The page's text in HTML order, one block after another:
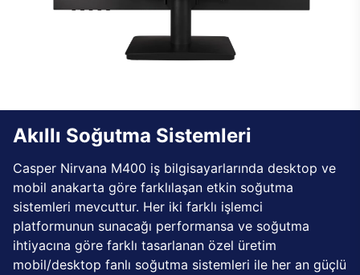
Akıllı Soğutma Sistemleri
Casper Nirvana M400 iş bilgisayarlarında desktop ve
mobil anakarta göre farklılaşan etkin soğutma
sistemleri mevcuttur. Her iki farklı işlemci
platformunun sunacağı performansa ve soğutma
ihtiyacına göre farklı tasarlanan özel üretim
mobil/desktop fanlı soğutma sistemleri ile her an güçlü